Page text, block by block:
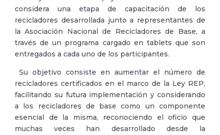
considera una etapa de capacitación de los
recicladores desarrollada junto a representantes de
la Asociación Nacional de Recicladores de Base, a
través de un programa cargado en tablets que son
entregados a cada uno de los participantes.
Su objetivo consiste en aumentar el número de
recicladores certificados en el marco de la Ley REP,
facilitando su futura implementación y considerando
a los recicladores de base como un componente
esencial de la misma, reconociendo el oficio que
muchas veces han desarrollado desde la